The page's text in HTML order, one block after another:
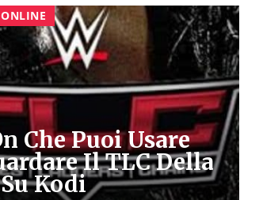
Che Puoi Usare
Il TLC Della
Kodi